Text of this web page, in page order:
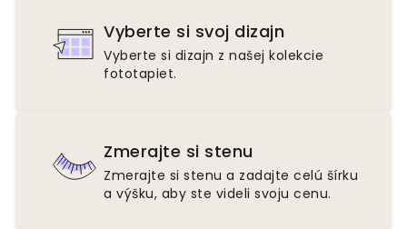
Vyberte si svoj dizajn
Vyberte si dizajn z našej kolekcie
fototapiet.
Zmerajte si stenu
Zmerajte si stenu a zadajte celú šírku
a výšku, aby ste videli svoju cenu.